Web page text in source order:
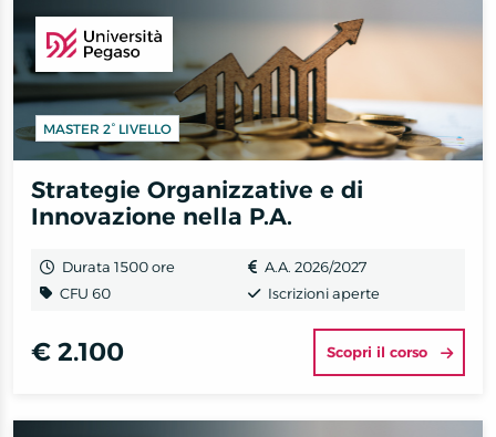
MASTER 2° LIVELLO
Strategie Organizzative e di
Innovazione nella P.A.
Durata 1500 ore
CFU 60
A.A. 2026/2027
Iscrizioni aperte
€ 2.100 Scopri il corso